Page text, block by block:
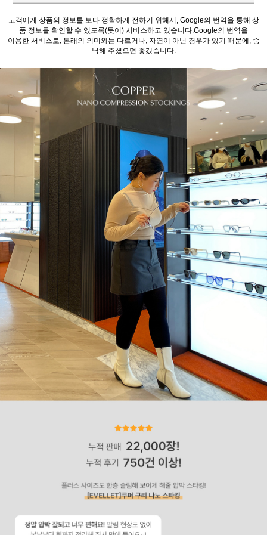
고객에게 상품의 정보를 보다 정확하게 전하기 위해서, Google의 번역을 통해 상
품 정보를 확인할 수 있도록(듯이) 서비스하고 있습니다.Google의 번역을
이용한 서비스로, 본래의 의미와는 다르거나, 자연이 아닌 경우가 있기 때문에, 승
낙해 주셨으면 좋겠습니다.